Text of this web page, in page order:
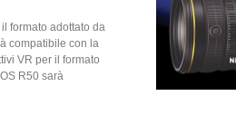
formato adottato da
compatibile con la
VR per il formato
R50 sarà